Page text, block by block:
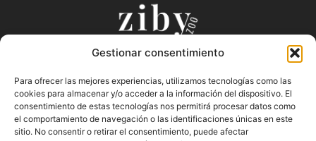
Gestionar consentimiento
Para ofrecer las mejores experiencias, utilizamos tecnologías como las
cookies para almacenar y/o acceder a la información del dispositivo. El
consentimiento de estas tecnologías nos permitirá procesar datos como
el comportamiento de navegación o las identificaciones únicas en este
sitio. No consentir o retirar el consentimiento, puede afectar
Preguntas Frecuentes
Términos y Condiciones
Nuestra Historia
Blog
Contacto